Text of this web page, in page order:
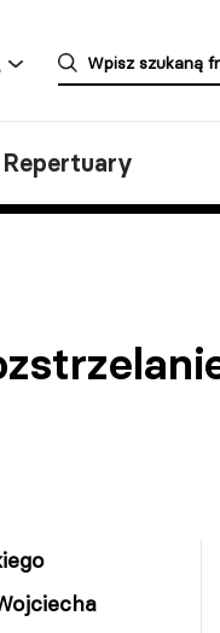
Repertuary